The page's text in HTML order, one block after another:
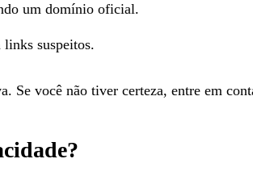
um domínio oficial.
suspeitos.
Se você não tiver certeza, entre em